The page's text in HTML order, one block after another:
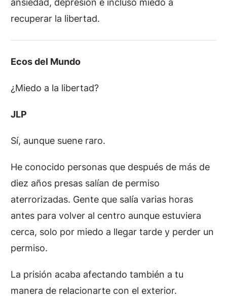
ansiedad, depresión e incluso miedo a
recuperar la libertad.
Ecos del Mundo
¿Miedo a la libertad?
JLP
Sí, aunque suene raro.
He conocido personas que después de más de
diez años presas salían de permiso
aterrorizadas. Gente que salía varias horas
antes para volver al centro aunque estuviera
cerca, solo por miedo a llegar tarde y perder un
permiso.
La prisión acaba afectando también a tu
manera de relacionarte con el exterior.